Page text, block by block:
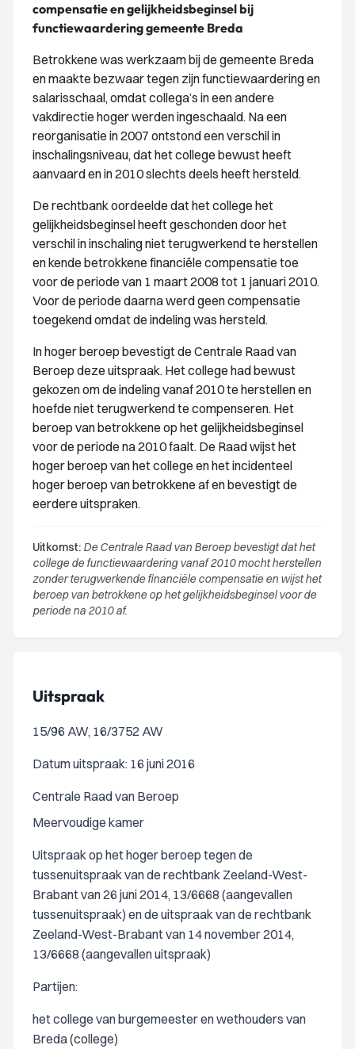
compensatie en gelijkheidsbeginsel bij
functiewaardering gemeente Breda
Betrokkene was werkzaam bij de gemeente Breda
en maakte bezwaar tegen zijn functiewaardering en
salarisschaal, omdat collega’s in een andere
vakdirectie hoger werden ingeschaald. Na een
reorganisatie in 2007 ontstond een verschil in
inschalingsniveau, dat het college bewust heeft
aanvaard en in 2010 slechts deels heeft hersteld.
De rechtbank oordeelde dat het college het
gelijkheidsbeginsel heeft geschonden door het
verschil in inschaling niet terugwerkend te herstellen
en kende betrokkene financiële compensatie toe
voor de periode van 1 maart 2008 tot 1 januari 2010.
Voor de periode daarna werd geen compensatie
toegekend omdat de indeling was hersteld.
In hoger beroep bevestigt de Centrale Raad van
Beroep deze uitspraak. Het college had bewust
gekozen om de indeling vanaf 2010 te herstellen en
hoefde niet terugwerkend te compenseren. Het
beroep van betrokkene op het gelijkheidsbeginsel
voor de periode na 2010 faalt. De Raad wijst het
hoger beroep van het college en het incidenteel
hoger beroep van betrokkene af en bevestigt de
eerdere uitspraken.
Uitkomst: De Centrale Raad van Beroep bevestigt dat het
college de functiewaardering vanaf 2010 mocht herstellen
zonder terugwerkende financiële compensatie en wijst het
beroep van betrokkene op het gelijkheidsbeginsel voor de
periode na 2010 af.
Uitspraak
15/96 AW, 16/3752 AW
Datum uitspraak: 16 juni 2016
Centrale Raad van Beroep
Meervoudige kamer
Uitspraak op het hoger beroep tegen de
tussenuitspraak van de rechtbank Zeeland-West-
Brabant van 26 juni 2014, 13/6668 (aangevallen
tussenuitspraak) en de uitspraak van de rechtbank
Zeeland-West-Brabant van 14 november 2014,
13/6668 (aangevallen uitspraak)
Partijen:
het college van burgemeester en wethouders van
Breda (college)